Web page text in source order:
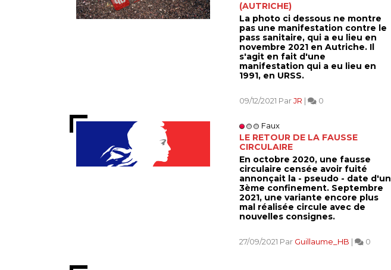
(AUTRICHE)
La photo ci dessous ne montre
pas une manifestation contre le
pass sanitaire, qui a eu lieu en
novembre 2021 en Autriche. Il
s'agit en fait d'une
manifestation qui a eu lieu en
1991, en URSS.
09/12/2021 ParJR | 0
Faux
LE RETOUR DE LA FAUSSE
CIRCULAIRE
En octobre 2020, une fausse
circulaire censée avoir fuité
annonçait la - pseudo - date d'un
3ème confinement. Septembre
2021, une variante encore plus
mal réalisée circule avec de
nouvelles consignes.
27/09/2021 Par Guillaume_HB | 0